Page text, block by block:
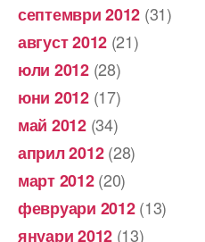
септември 2012 (31)
август 2012 (21)
юли 2012(28)
юни 2012(17)
май 2012(34)
април 2012(28)
март 2012(20)
февруари 2012(13)
януари 2012 (13)